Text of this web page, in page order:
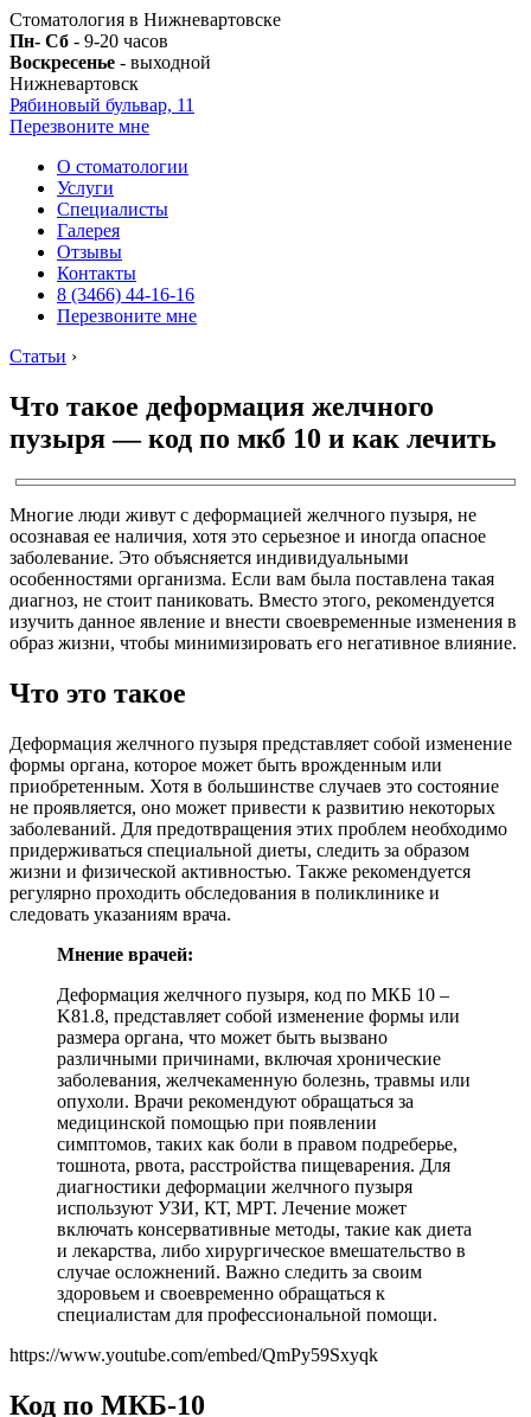
Стоматология в Нижневартовске
Пн- Сб - 9-20 часов
Воскресенье - выходной
Нижневартовск
Рябиновый бульвар, 11
Перезвоните мне
О стоматологии
Услуги
Специалисты
Галерея
Отзывы
Контакты
8 (3466) 44-16-16
Перезвоните мне
Статьи ›
Что такое деформация желчного
пузыря — код по мкб 10 и как лечить
Многие люди живут с деформацией желчного пузыря, не
осознавая ее наличия, хотя это серьезное и иногда опасное
заболевание. Это объясняется индивидуальными
особенностями организма. Если вам была поставлена такая
диагноз, не стоит паниковать. Вместо этого, рекомендуется
изучить данное явление и внести своевременные изменения в
образ жизни, чтобы минимизировать его негативное влияние.
Что это такое
Деформация желчного пузыря представляет собой изменение
формы органа, которое может быть врожденным или
приобретенным. Хотя в большинстве случаев это состояние
не проявляется, оно может привести к развитию некоторых
заболеваний. Для предотвращения этих проблем необходимо
придерживаться специальной диеты, следить за образом
жизни и физической активностью. Также рекомендуется
регулярно проходить обследования в поликлинике и
следовать указаниям врача.
Мнение врачей:
Деформация желчного пузыря, код по МКБ 10 –
K81.8, представляет собой изменение формы или
размера органа, что может быть вызвано
различными причинами, включая хронические
заболевания, желчекаменную болезнь, травмы или
опухоли. Врачи рекомендуют обращаться за
медицинской помощью при появлении
симптомов, таких как боли в правом подреберье,
тошнота, рвота, расстройства пищеварения. Для
диагностики деформации желчного пузыря
используют УЗИ, КТ, МРТ. Лечение может
включать консервативные методы, такие как диета
и лекарства, либо хирургическое вмешательство в
случае осложнений. Важно следить за своим
здоровьем и своевременно обращаться к
специалистам для профессиональной помощи.
https://www.youtube.com/embed/QmPy59Sxyqk
Код по МКБ-10